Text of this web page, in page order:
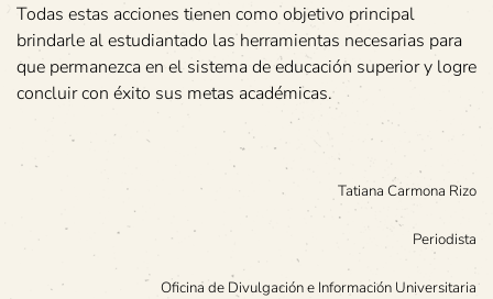
Todas estas acciones tienen como objetivo principal
brindarle al estudiantado las herramientas necesarias para
que permanezca en el sistema de educación superior y logre
concluir con éxito sus metas académicas.
Tatiana Carmona Rizo
Periodista
Oficina de Divulgación e Información Universitaria